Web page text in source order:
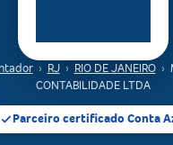
› RJ › RIO DE JANEIRO ›
CONTABILIDADE LTDA
Parceiro certificado Conta